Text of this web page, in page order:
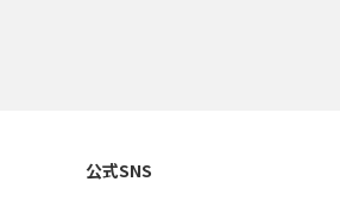
公式SNS